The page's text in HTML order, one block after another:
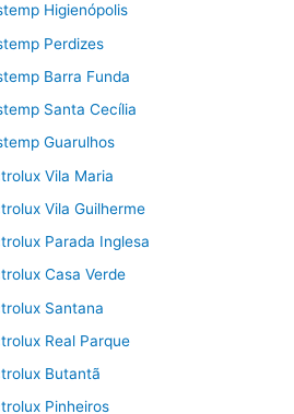
Higienópolis
Perdizes
Barra Funda
Santa Cecília
Guarulhos
Vila Maria
Vila Guilherme
Parada Inglesa
Casa Verde
Santana
Real Parque
Butantã
Pinheiros